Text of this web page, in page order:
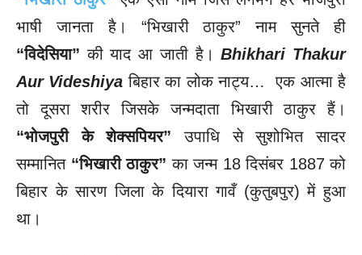
भाषी जानता है। “भिखारी ठाकुर” नाम सुनते ही
“विदेसिया” की याद आ जाती है।Bhikhari Thakur
Aur Videshiya बिहार का लोक नाट्य… एक आत्मा है
तो दूसरा शरीर जिसके जन्मदाता भिखारी ठाकुर हैं।
“भोजपुरी के शेक्सपियर” उपाधि से सुशोभित सादर
सम्मानित “भिखारी ठाकुर”का जन्म 18 दिसंबर 1887 को
बिहार के सारण जिला के दियारा गावँ (कुतुबपुर) में हुआ
था।